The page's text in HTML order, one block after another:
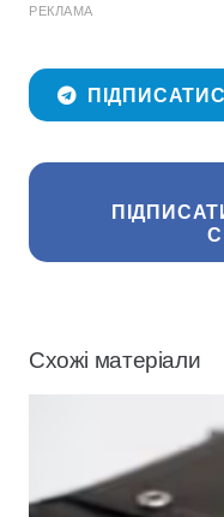
РЕКЛАМА
Схожі матеріали